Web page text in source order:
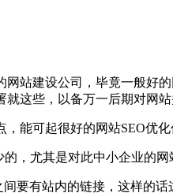
站建设公司，毕竟一般好
这些，以备万一后期对网站
能可起很好的网站SEO优化
，尤其是对此中小企业的
要有站内的链接，这样的